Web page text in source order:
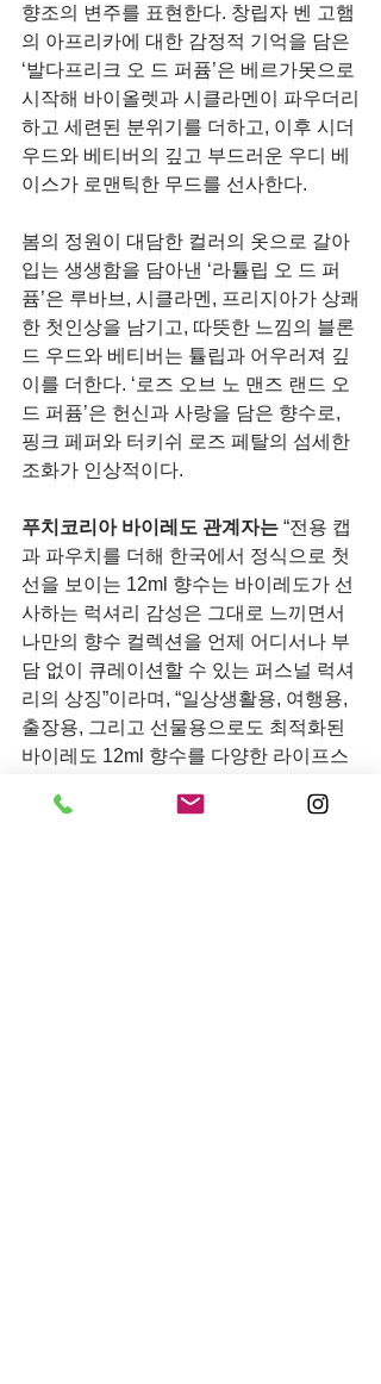
향조의 변주를 표현한다. 창립자 벤 고햄
의 아프리카에 대한 감정적 기억을 담은
‘발다프리크 오 드 퍼퓸’은 베르가못으로
시작해 바이올렛과 시클라멘이 파우더리
하고 세련된 분위기를 더하고, 이후 시더
우드와 베티버의 깊고 부드러운 우디 베
이스가 로맨틱한 무드를 선사한다.
봄의 정원이 대담한 컬러의 옷으로 갈아
입는 생생함을 담아낸 ‘라튤립 오 드 퍼
퓸’은 루바브, 시클라멘, 프리지아가 상쾌
한 첫인상을 남기고, 따뜻한 느낌의 블론
드 우드와 베티버는 튤립과 어우러져 깊
이를 더한다. ‘로즈 오브 노 맨즈 랜드 오
드 퍼퓸’은 헌신과 사랑을 담은 향수로,
핑크 페퍼와 터키쉬 로즈 페탈의 섬세한
조화가 인상적이다.
푸치코리아 바이레도 관계자는 “전용 캡
과 파우치를 더해 한국에서 정식으로 첫
선을 보이는 12ml 향수는 바이레도가 선
사하는 럭셔리 감성은 그대로 느끼면서
나만의 향수 컬렉션을 언제 어디서나 부
담 없이 큐레이션할 수 있는 퍼스널 럭셔
리의 상징”이라며, “일상생활용, 여행용,
출장용, 그리고 선물용으로도 최적화된
바이레도 12ml 향수를 다양한 라이프스
다”고 말했다.